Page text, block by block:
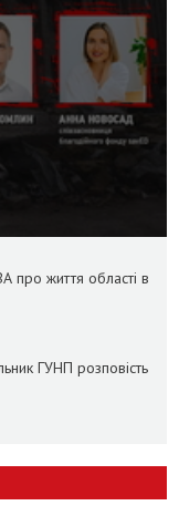
про життя області в
ГУНП розповість